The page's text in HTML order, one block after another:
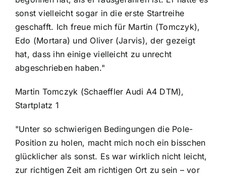
sonst vielleicht sogar in die erste Startreihe
geschafft. Ich freue mich für Martin (Tomczyk),
Edo (Mortara) und Oliver (Jarvis), der gezeigt
hat, dass ihn einige vielleicht zu unrecht
abgeschrieben haben."
Martin Tomczyk (Schaeffler Audi A4 DTM),
Startplatz 1
"Unter so schwierigen Bedingungen die Pole-
Position zu holen, macht mich noch ein bisschen
glücklicher als sonst. Es war wirklich nicht leicht,
zur richtigen Zeit am richtigen Ort zu sein – vor